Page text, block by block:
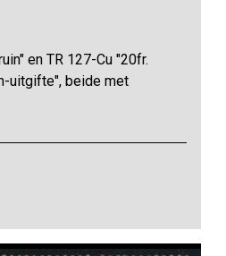
en TR 127-Cu "20fr.
uitgifte", beide met